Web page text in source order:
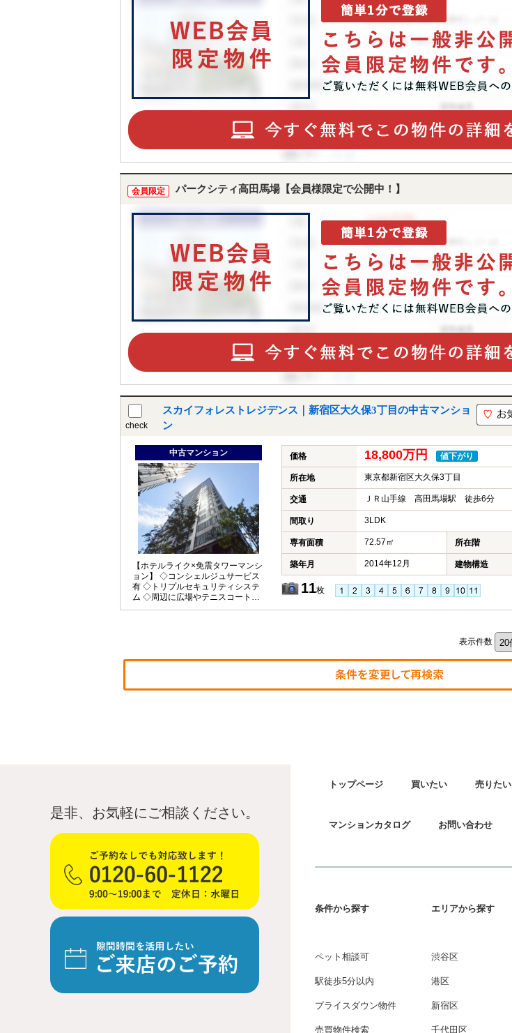
会員限定 パークシティ高田馬場【会員様限定で公開中！】
check
スカイフォレストレジデンス｜新宿区大久保3丁目の中古マンショ
ン
中古マンション
【ホテルライク×免震タワーマンシ
ョン】 ◇コンシェルジュサービス
有 ◇トリプルセキュリティシステ
ム ◇周辺に広場やテニスコートが
ありスポーツが満喫できます
価格 18,800万円 値下がり
所在地 東京都新宿区大久保3丁目
交通 ＪＲ山手線 高田馬場駅 徒歩6分
間取り 3LDK
専有面積 72.57㎡ 所在階
築年月 2014年12月 建物構造
11枚
表示件数
是非、お気軽にご相談ください。
トップページ 買いたい 売りたい
マンションカタログ お問い合わせ
条件から探す
ペット相談可
駅徒歩5分以内
プライスダウン物件
売買物件検索
エリアから探す
渋谷区
港区
新宿区
千代田区